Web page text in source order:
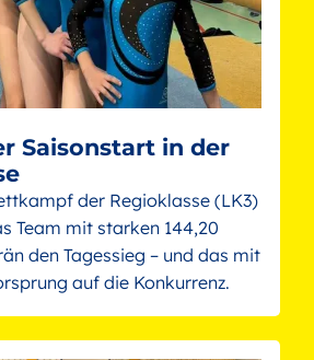
Saisonstart in der
der Regioklasse (LK3)
Team mit starken 144,20
den Tagessieg – und das mit
auf die Konkurrenz.